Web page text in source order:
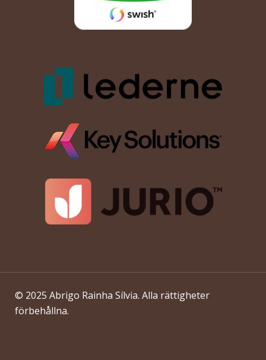
© 2025 Abrigo Rainha Sílvia. Alla rättigheter
förbehållna.